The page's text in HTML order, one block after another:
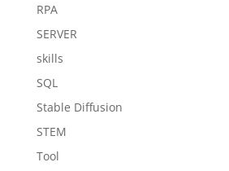
RPA
SERVER
skills
SQL
Stable Diffusion
STEM
Tool